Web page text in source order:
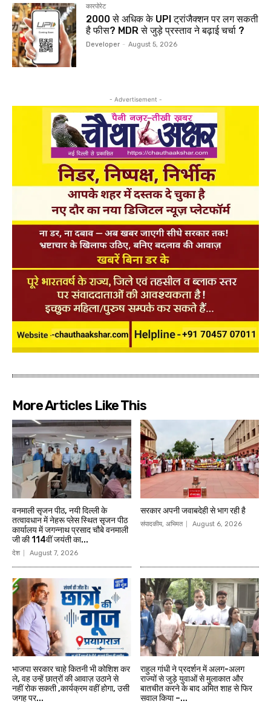
कारपोरेट
₹2000 से अधिक के UPI ट्रांजैक्शन पर लग सकती
है फीस? MDR से जुड़े प्रस्ताव ने बढ़ाई चर्चा ?
Developer - August 5, 2026
- Advertisement -
More Articles Like This
वनमाली सृजन पीठ, नयी दिल्ली के
तत्वावधान में नेहरू प्लेस स्थित सृजन पीठ
कार्यालय में जगन्नाथ प्रसाद चौबे वनमाली
जी की 114वीं जयंती का...
देश August 7, 2026
सरकार अपनी जवाबदेही से भाग रही है
संपादकीय, अभिमत August 6, 2026
भाजपा सरकार चाहे कितनी भी कोशिश कर
ले, वह उन्हें छात्रों की आवाज़ उठाने से
नहीं रोक सकती ,कार्यक्रम वहीं होगा, उसी
जगह पर...
राहुल गांधी ने प्रदर्शन में अलग-अलग
राज्यों से जुड़े युवाओं से मुलाकात और
बातचीत करने के बाद अमित शाह से फिर
सवाल किया –...